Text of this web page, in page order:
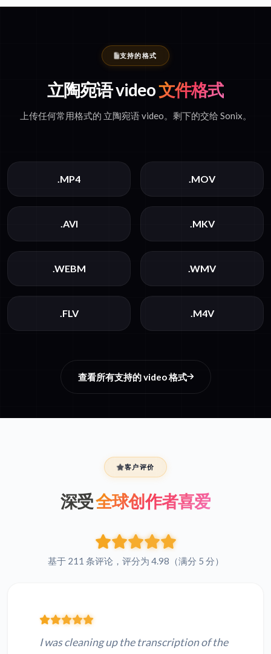
支持的格式
立陶宛语 video文件格式
上传任何常用格式的 立陶宛语 video。剩下的交给 Sonix。
.MP4 .MOV
.AVI .MKV
.WEBM .WMV
.FLV .M4V
查看所有支持的 video 格式
客户评价
深受全球创作者喜爱
基于 211 条评论，评分为 4.98（满分 5 分）
I was cleaning up the transcription of the